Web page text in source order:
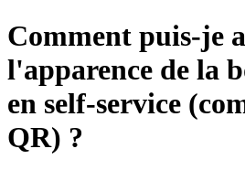
Comment puis-je
l'apparence de la
en self-service
QR) ?